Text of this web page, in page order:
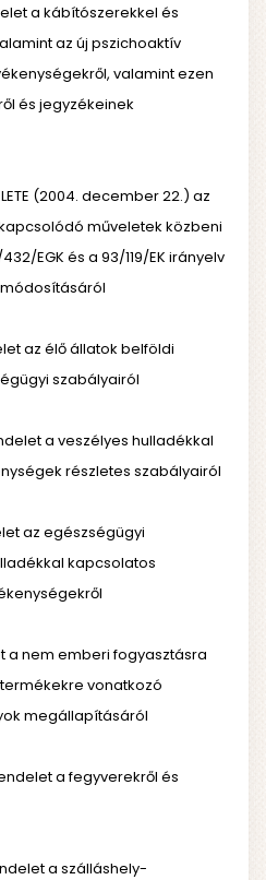
a kábítószerekkel és
az új pszichoaktív
valamint ezen
és jegyzékeinek
(2004. december 22.) az
műveletek közbeni
EGK és a 93/119/EK irányelv
az élő állatok belföldi
szabályairól
a veszélyes hulladékkal
részletes szabályairól
az egészségügyi
kapcsolatos
a nem emberi fogyasztásra
vonatkozó
megállapításáról
a fegyverekről és
a szálláshely-